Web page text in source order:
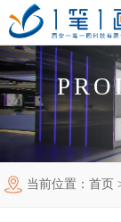
首页
工程案例
主题多媒体展厅
产品中心
当前位置： 首页